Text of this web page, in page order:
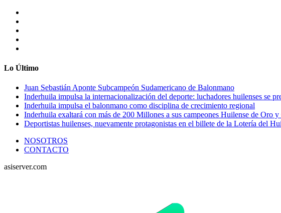
Lo Último
Juan Sebastián Aponte Subcampeón Sudamericano de Balonmano
Inderhuila impulsa la internacionalización del deporte: luchadores huilenses se
Inderhuila impulsa el balonmano como disciplina de crecimiento regional
Inderhuila exaltará con más de 200 Millones a sus campeones Huilense de Oro
Deportistas huilenses, nuevamente protagonistas en el billete de la Lotería del
NOSOTROS
CONTACTO
asiserver.com